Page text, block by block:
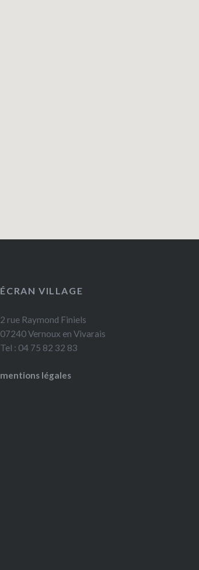
ÉCRAN VILLAGE
2 rue Raymond Finiels
07240 Vernoux en Vivarais
Tel : 04 75 82 32 83
mentions légales